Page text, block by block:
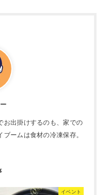
お出掛けするのも、家での
ームは食材の冷凍保存。
イベント